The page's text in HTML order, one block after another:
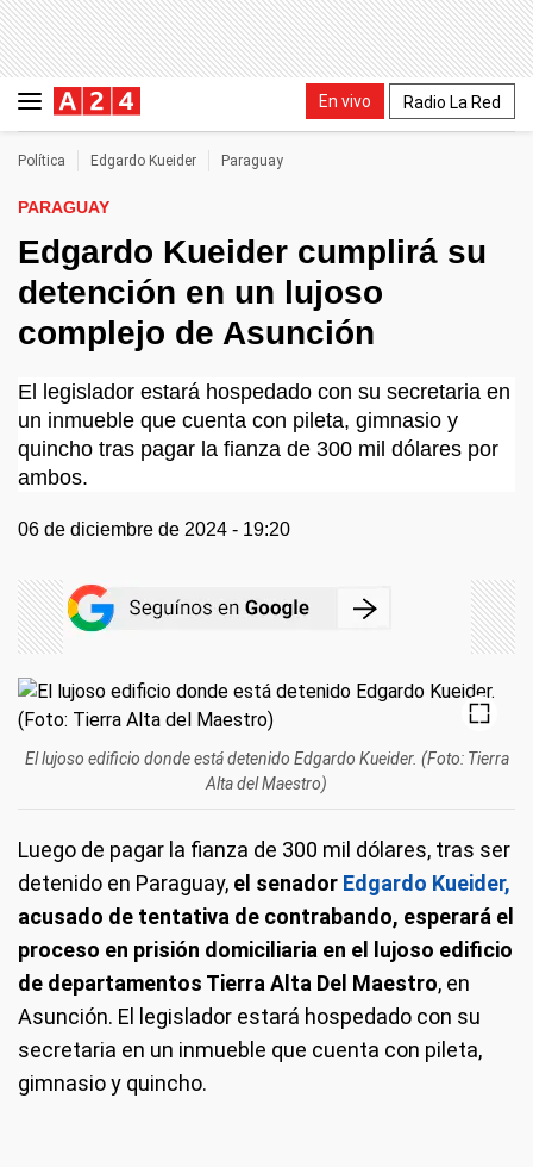
En vivo Radio La Red
Política Edgardo Kueider Paraguay
PARAGUAY
Edgardo Kueider cumplirá su
detención en un lujoso
complejo de Asunción
El legislador estará hospedado con su secretaria en
un inmueble que cuenta con pileta, gimnasio y
quincho tras pagar la fianza de 300 mil dólares por
ambos.
06 de diciembre de 2024 - 19:20
El lujoso edificio donde está detenido Edgardo Kueider. (Foto: Tierra
Alta del Maestro)
Luego de pagar la fianza de 300 mil dólares, tras ser
detenido en Paraguay, el senador Edgardo Kueider,
acusado de tentativa de contrabando, esperará el
proceso en prisión domiciliaria en el lujoso edificio
de departamentos Tierra Alta Del Maestro, en
Asunción. El legislador estará hospedado con su
secretaria en un inmueble que cuenta con pileta,
gimnasio y quincho.